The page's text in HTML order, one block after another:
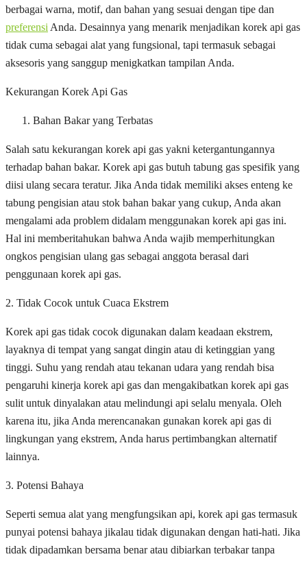
berbagai warna, motif, dan bahan yang sesuai dengan tipe dan
preferensi Anda. Desainnya yang menarik menjadikan korek api gas
tidak cuma sebagai alat yang fungsional, tapi termasuk sebagai
aksesoris yang sanggup menigkatkan tampilan Anda.
Kekurangan Korek Api Gas
Bahan Bakar yang Terbatas
Salah satu kekurangan korek api gas yakni ketergantungannya
terhadap bahan bakar. Korek api gas butuh tabung gas spesifik yang
diisi ulang secara teratur. Jika Anda tidak memiliki akses enteng ke
tabung pengisian atau stok bahan bakar yang cukup, Anda akan
mengalami ada problem didalam menggunakan korek api gas ini.
Hal ini memberitahukan bahwa Anda wajib memperhitungkan
ongkos pengisian ulang gas sebagai anggota berasal dari
penggunaan korek api gas.
2. Tidak Cocok untuk Cuaca Ekstrem
Korek api gas tidak cocok digunakan dalam keadaan ekstrem,
layaknya di tempat yang sangat dingin atau di ketinggian yang
tinggi. Suhu yang rendah atau tekanan udara yang rendah bisa
pengaruhi kinerja korek api gas dan mengakibatkan korek api gas
sulit untuk dinyalakan atau melindungi api selalu menyala. Oleh
karena itu, jika Anda merencanakan gunakan korek api gas di
lingkungan yang ekstrem, Anda harus pertimbangkan alternatif
lainnya.
3. Potensi Bahaya
Seperti semua alat yang mengfungsikan api, korek api gas termasuk
punyai potensi bahaya jikalau tidak digunakan dengan hati-hati. Jika
tidak dipadamkan bersama benar atau dibiarkan terbakar tanpa